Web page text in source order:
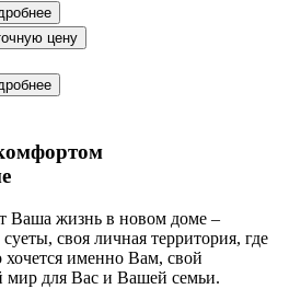
цену
Ваша жизнь в новом доме –
своя личная территория, где
хочется именно Вам, свой
мир для Вас и Вашей семьи.